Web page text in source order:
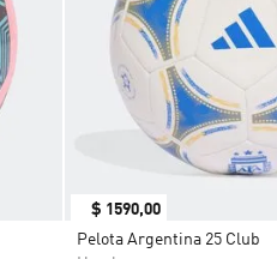
$ 1590,00
Pelota Argentina 25 Club